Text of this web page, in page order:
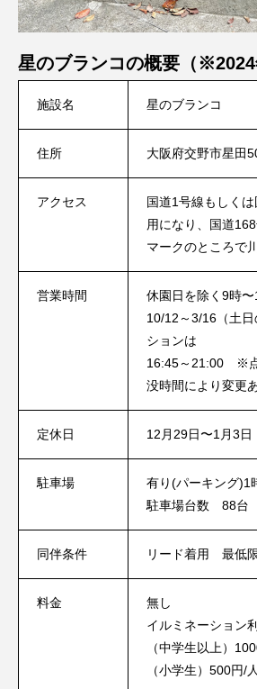
星のブランコの概要（※2024
施設名 星のブランコ
住所 大阪府交野市星田
アクセス
国道1号線もしく
用になり、国道
マークのところで
営業時間
休園日を除く9時
10/12～3/16（土
ションは
16:45～21:00 ※
没時間により変更あ
定休日 12月29日〜1月3日
駐車場
有り(パーキング
駐車場台数 88台
同伴条件 リード着用 最低
料金
無し
イルミネーション
（中学生以上）
（小学生）500円/